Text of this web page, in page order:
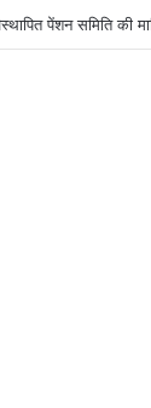
पेंशन समिति